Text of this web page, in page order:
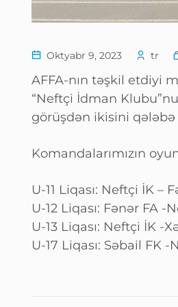
Oktyabr 9, 2023 tr
AFFA-nın təşkil etdiyi
“Neftçi İdman
görüşdən ikisini
Komandalarımızın
U-11 Liqası: Neftçi İK –
U-12 Liqası: Fənər FA -
U-13 Liqası: Neftçi İK -
U-17 Liqası: Səbail FK -